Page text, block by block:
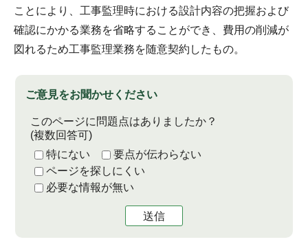
ことにより、工事監理時における設計内容の把握および
確認にかかる業務を省略することができ、費用の削減が
図れるため工事監理業務を随意契約したもの。
ご意見をお聞かせください
このページに問題点はありましたか？
(複数回答可)
特にない
要点が伝わらない
ページを探しにくい
必要な情報が無い
送信